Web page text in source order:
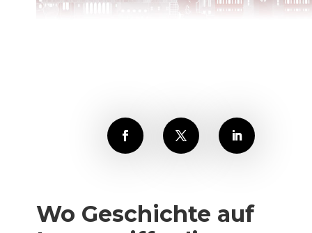
Wo Geschichte auf